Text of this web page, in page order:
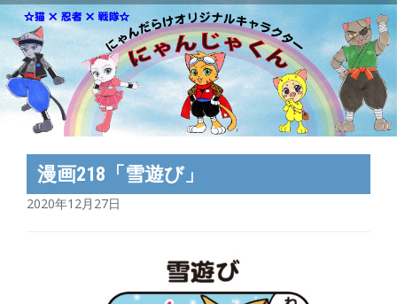
漫画218「雪遊び」
2020年12月27日